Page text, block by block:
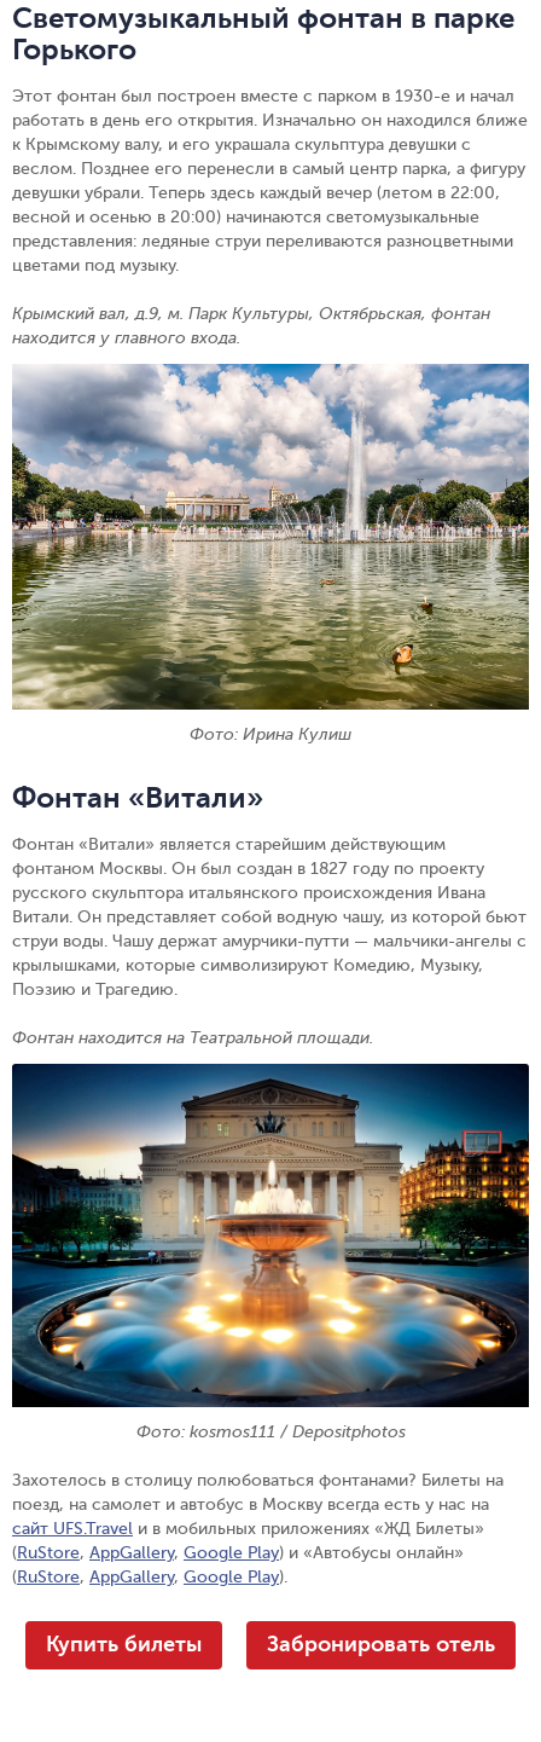
Светомузыкальный фонтан в парке
Горького
Этот фонтан был построен вместе с парком в 1930-е и начал
работать в день его открытия. Изначально он находился ближе
к Крымскому валу, и его украшала скульптура девушки с
веслом. Позднее его перенесли в самый центр парка, а фигуру
девушки убрали. Теперь здесь каждый вечер (летом в 22:00,
весной и осенью в 20:00) начинаются светомузыкальные
представления: ледяные струи переливаются разноцветными
цветами под музыку.
Крымский вал, д.9, м. Парк Культуры, Октябрьская, фонтан
находится у главного входа.
Фото: Ирина Кулиш
Фонтан «Витали»
Фонтан «Витали» является старейшим действующим
фонтаном Москвы. Он был создан в 1827 году по проекту
русского скульптора итальянского происхождения Ивана
Витали. Он представляет собой водную чашу, из которой бьют
струи воды. Чашу держат амурчики-путти — мальчики-ангелы с
крылышками, которые символизируют Комедию, Музыку,
Поэзию и Трагедию.
Фонтан находится на Театральной площади.
Фото: kosmos111 / Depositphotos
Захотелось в столицу полюбоваться фонтанами? Билеты на
поезд, на самолет и автобус в Москву всегда есть у нас на
сайт UFS.Travel и в мобильных приложениях «ЖД Билеты»
(RuStore, AppGallery, Google Play) и «Автобусы онлайн»
(RuStore, AppGallery, Google Play).
Купить билеты Забронировать отель